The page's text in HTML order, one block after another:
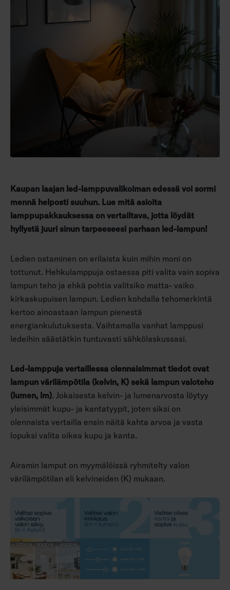
Kaupan laajan led-lamppuvalikoiman edessä voi sormi
mennä helposti suuhun. Lue mitä asioita
lamppupakkauksessa on vertailtava, jotta löydät
hyllystä juuri sinun tarpeeseesi parhaan led-lampun!
Ledien ostaminen on erilaista kuin mihin moni on
tottunut. Hehkulamppuja ostaessa piti valita vain sopiva
lampun teho ja ehkä pohtia valitsiko matta- vaiko
kirkaskupuisen lampun. Ledien kohdalla tehomerkintä
kertoo ainoastaan lampun pienestä
energiankulutuksesta. Vaihtamalla vanhat lamppusi
ledeihin säästätkin tuntuvasti sähkölaskussasi.
Led-lamppuja vertaillessa olennaisimmat tiedot ovat
lampun värilämpötila (kelvin, K) sekä lampun valoteho
(lumen, lm). Jokaisesta kelvin- ja lumenarvosta löytyy
yleisimmät kupu- ja kantatyypit, joten siksi on
olennaista vertailla ensin näitä kahta arvoa ja vasta
lopuksi valita oikea kupu ja kanta.
Airamin lamput on myymälöissä ryhmitelty valon
värilämpötilan eli kelvineiden (K) mukaan.